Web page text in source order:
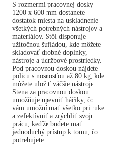
S rozmermi pracovnej dosky
1200 x 600 mm dostanete
dostatok miesta na uskladnenie
všetkých potrebných nástrojov a
materiálov. Stôl disponuje
užitočnou šufládou, kde môžete
skladovať drobné doplnky,
nástroje a údržbové prostriedky.
Pod pracovnou doskou nájdete
policu s nosnosťou až 80 kg, kde
môžete uložiť väčšie nástroje.
Stena za pracovnou doskou
umožňuje upevniť háčiky, čo
vám umožní mať všetko pri ruke
a zefektívniť a zrýchliť svoju
prácu, keďže budete mať
jednoduchý prístup k tomu, čo
potrebujete.